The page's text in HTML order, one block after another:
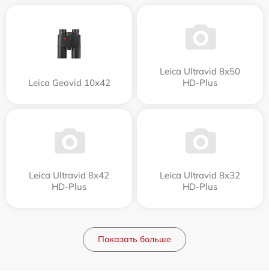
Leica Geovid 10x42
Leica Ultravid 8x50
HD-Plus
Leica Ultravid 8x42
HD-Plus
Leica Ultravid 8x32
HD-Plus
Показать больше